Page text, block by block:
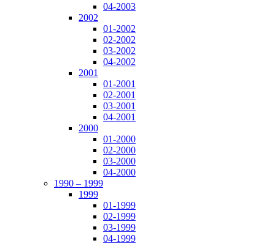
04-2003
2002
01-2002
02-2002
03-2002
04-2002
2001
01-2001
02-2001
03-2001
04-2001
2000
01-2000
02-2000
03-2000
04-2000
1990 – 1999
1999
01-1999
02-1999
03-1999
04-1999